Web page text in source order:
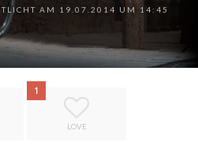
AM 19.07.2014 UM 14:45
1
LOVE